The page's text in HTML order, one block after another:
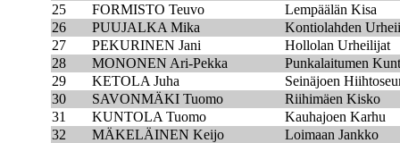
25
FORMISTO Teuvo
Lempäälän Kisa
26
PUUJALKA Mika
Kontiolahden
27
PEKURINEN Jani
Hollolan Urheilijat
28
MONONEN Ari-Pekka
Punkalaitumen
29
KETOLA Juha
Seinäjoen
30
SAVONMÄKI Tuomo
Riihimäen Kisko
31
KUNTOLA Tuomo
Kauhajoen Karhu
32
MÄKELÄINEN Keijo
Loimaan Jankko